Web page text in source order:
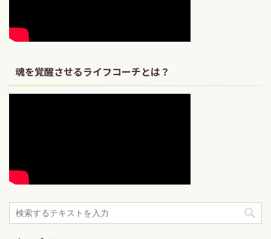
魂を覚醒させるライフコーチとは？